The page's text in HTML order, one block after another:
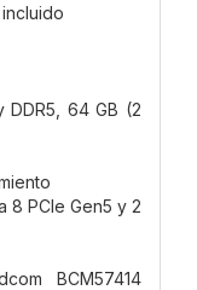
incluido
DDR5, 64 GB (2
8 PCIe Gen5 y 2
BCM57414